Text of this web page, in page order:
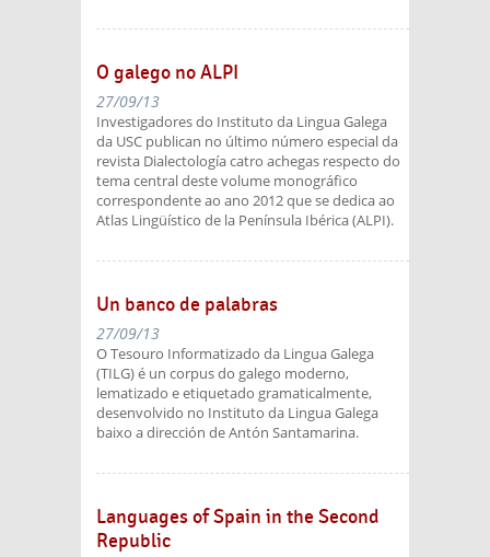
O galego no ALPI
27/09/13
Investigadores do Instituto da Lingua Galega
da USC publican no último número especial da
revista Dialectología catro achegas respecto do
tema central deste volume monográfico
correspondente ao ano 2012 que se dedica ao
Atlas Lingüístico de la Península Ibérica (ALPI).
Un banco de palabras
27/09/13
O Tesouro Informatizado da Lingua Galega
(TILG) é un corpus do galego moderno,
lematizado e etiquetado gramaticalmente,
desenvolvido no Instituto da Lingua Galega
baixo a dirección de Antón Santamarina.
Languages of Spain in the Second
Republic